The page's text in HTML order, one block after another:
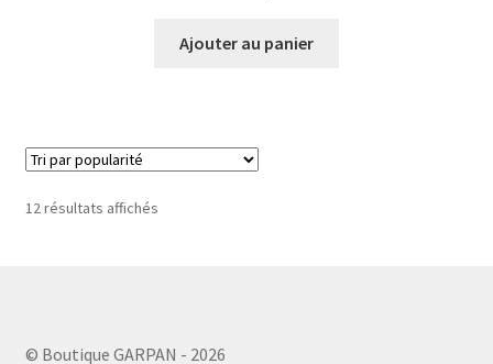
Ajouter au panier
12 résultats affichés
© Boutique GARPAN - 2026